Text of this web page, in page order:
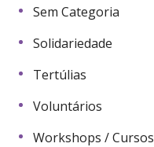
Sem Categoria
Solidariedade
Tertúlias
Voluntários
Workshops / Cursos